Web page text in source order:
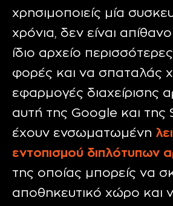
χρησιμοποιείς μία
χρόνια, δεν είναι
ίδιο αρχείο
φορές και να σπαταλάς
εφαρμογές διαχείρισης
αυτή της Google και της
έχουν ενσωματωμένη
εντοπισμού διπλότυπων
της οποίας μπορείς να
αποθηκευτικό χώρο και